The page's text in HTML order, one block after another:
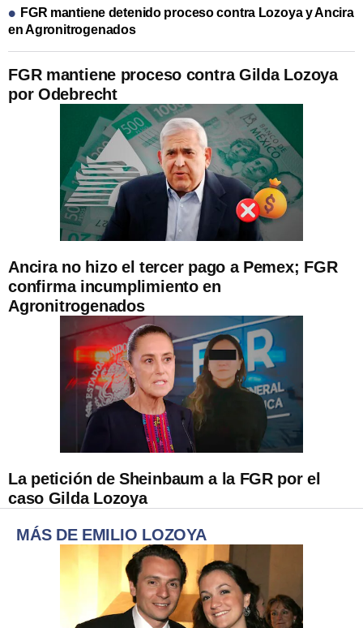
FGR mantiene proceso contra Gilda Lozoya
por Odebrecht
Ancira no hizo el tercer pago a Pemex; FGR
confirma incumplimiento en
Agronitrogenados
FGR mantiene detenido proceso contra Lozoya y Ancira
en Agronitrogenados
La petición de Sheinbaum a la FGR por el
caso Gilda Lozoya
MÁS DE EMILIO LOZOYA